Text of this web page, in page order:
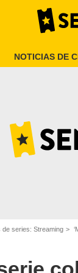
NOTICIAS DE
de series: Streaming